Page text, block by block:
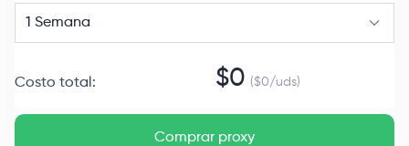
1 Semana
Costo total : $0 ($0/uds)
Comprar proxy